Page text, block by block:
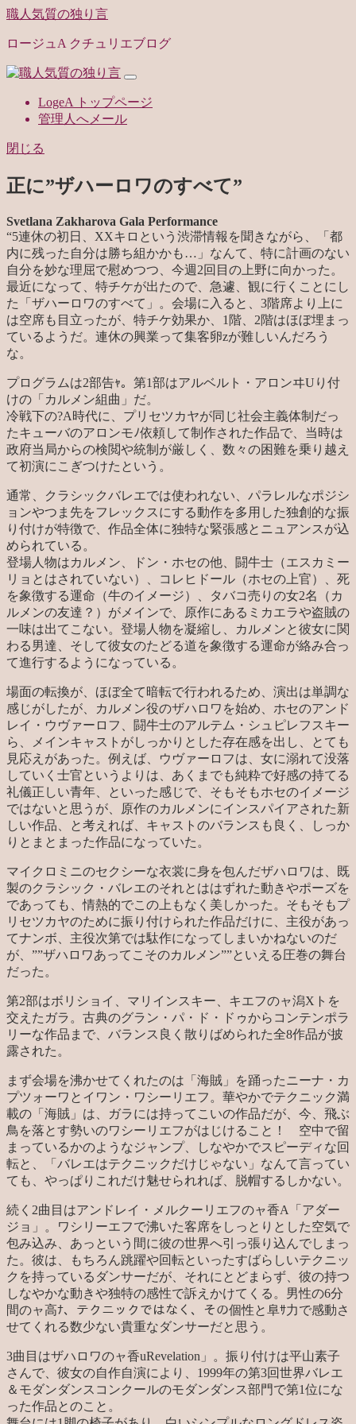
職人気質の独り言
ロージュA クチュリエブログ
LogeA トップページ
管理人へメール
閉じる
正に”ザハーロワのすべて”
Svetlana Zakharova Gala Performance
“5連休の初日、XXキロという渋滞情報を聞きながら、「都
内に残った自分は勝ち組かかも…」なんて、特に計画のない
自分を妙な理屈で慰めつつ、今週2回目の上野に向かった。
最近になって、特チケが出たので、急遽、観に行くことにし
た「ザハーロワのすべて」。会場に入ると、3階席より上に
は空席も目立ったが、特チケ効果か、1階、2階はほぼ埋まっ
ているようだ。連休の興業って集客卵zが難しいんだろう
な。
プログラムは2部告ｬ。第1部はアルベルト・アロンヰUり付
けの「カルメン組曲」だ。
冷戦下の?A時代に、プリセツカヤが同じ社会主義体制だっ
たキューバのアロンモﾉ依頼して制作された作品で、当時は
政府当局からの検閲や統制が厳しく、数々の困難を乗り越え
て初演にこぎつけたという。
通常、クラシックバレエでは使われない、パラレルなポジシ
ョンやつま先をフレックスにする動作を多用した独創的な振
り付けが特徴で、作品全体に独特な緊張感とニュアンスが込
められている。
登場人物はカルメン、ドン・ホセの他、闘牛士（エスカミー
リョとはされていない）、コレヒドール（ホセの上官）、死
を象徴する運命（牛のイメージ）、タバコ売りの女2名（カ
ルメンの友達？）がメインで、原作にあるミカエラや盗賊の
一味は出てこない。登場人物を凝縮し、カルメンと彼女に関
わる男達、そして彼女のたどる道を象徴する運命が絡み合っ
て進行するようになっている。
場面の転換が、ほぼ全て暗転で行われるため、演出は単調な
感じがしたが、カルメン役のザハロワを始め、ホセのアンド
レイ・ウヴァーロフ、闘牛士のアルテム・シュピレフスキー
ら、メインキャストがしっかりとした存在感を出し、とても
見応えがあった。例えば、ウヴァーロフは、女に溺れて没落
していく士官というよりは、あくまでも純粋で好感の持てる
礼儀正しい青年、といった感じで、そもそもホセのイメージ
ではないと思うが、原作のカルメンにインスパイアされた新
しい作品、と考えれば、キャストのバランスも良く、しっか
りとまとまった作品になっていた。
マイクロミニのセクシーな衣裳に身を包んだザハロワは、既
製のクラシック・バレエのそれとははずれた動きやポーズを
であっても、情熱的でこの上もなく美しかった。そもそもプ
リセツカヤのために振り付けられた作品だけに、主役があっ
てナンボ、主役次第では駄作になってしまいかねないのだ
が、””ザハロワあってこそのカルメン””といえる圧巻の舞台
だった。
第2部はボリショイ、マリインスキー、キエフのャ潟Xトを
交えたガラ。古典のグラン・パ・ド・ドゥからコンテンポラ
リーな作品まで、バランス良く散りばめられた全8作品が披
露された。
まず会場を沸かせてくれたのは「海賊」を踊ったニーナ・カ
プツォーワとイワン・ワシーリエフ。華やかでテクニック満
載の「海賊」は、ガラには持ってこいの作品だが、今、飛ぶ
鳥を落とす勢いのワシーリエフがはじけること！ 空中で留
まっているかのようなジャンプ、しなやかでスピーディな回
転と、「バレエはテクニックだけじゃない」なんて言ってい
ても、やっぱりこれだけ魅せられれば、脱帽するしかない。
続く2曲目はアンドレイ・メルクーリエフのャ香A「アダー
ジョ」。ワシリーエフで沸いた客席をしっとりとした空気で
包み込み、あっという間に彼の世界へ引っ張り込んでしまっ
た。彼は、もちろん跳躍や回転といったすばらしいテクニッ
クを持っているダンサーだが、それにとどまらず、彼の持つ
しなやかな動きや独特の感性で訴えかけてくる。男性の6分
間のャ高ﾅ、テクニックではなく、その個性と阜ｻ力で感動さ
せてくれる数少ない貴重なダンサーだと思う。
3曲目はザハロワのャ香uRevelation」。振り付けは平山素子
さんで、彼女の自作自演により、1999年の第3回世界バレエ
＆モダンダンスコンクールのモダンダンス部門で第1位にな
った作品とのこと。